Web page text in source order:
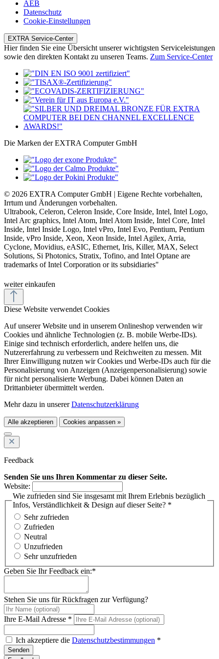
AEB
Datenschutz
Cookie-Einstellungen
EXTRA Service-Center
Hier finden Sie eine Übersicht unserer wichtigsten Serviceleistungen
sowie den direkten Kontakt zu unseren Teams. Zum Service-Center
Die Marken der EXTRA Computer GmbH
© 2026 EXTRA Computer GmbH | Eigene Rechte vorbehalten,
Irrtum und Änderungen vorbehalten.
Ultrabook, Celeron, Celeron Inside, Core Inside, Intel, Intel Logo,
Intel Arc graphics, Intel Atom, Intel Atom Inside, Intel Core, Intel
Inside, Intel Inside Logo, Intel vPro, Intel Evo, Pentium, Pentium
Inside, vPro Inside, Xeon, Xeon Inside, Intel Agilex, Arria,
Cyclone, Movidius, eASIC, Ethernet, Iris, Killer, MAX, Select
Solutions, Si Photonics, Stratix, Tofino, and Intel Optane are
trademarks of Intel Corporation or its subsidiaries"
weiter einkaufen
Diese Website verwendet Cookies
Auf unserer Website und in unserem Onlineshop verwenden wir
Cookies und ähnliche Technologien (z. B. mobile Werbe-IDs).
Einige sind technisch erforderlich, andere helfen uns, die
Nutzererfahrung zu verbessern und Reichweiten zu messen. Mit
Ihrer Einwilligung nutzen wir Cookies und Werbe-IDs auch für die
Personalisierung von Anzeigen (Anzeigenpersonalisierung) sowie
für nicht personalisierte Werbung. Dabei können Daten an
Drittanbieter übermittelt werden.
Mehr dazu in unsererDatenschutzerklärung
Alle akzeptieren Cookies anpassen »
Feedback
Senden Sie uns Ihren Kommentar zu dieser Seite.
Website:
Wie zufrieden sind Sie insgesamt mit Ihrem Erlebnis bezüglich
Infos, Verständlichkeit & Design auf dieser Seite? *
Sehr zufrieden
Zufrieden
Neutral
Unzufrieden
Sehr unzufrieden
Geben Sie Ihr Feedback ein:*
Stehen Sie uns für Rückfragen zur Verfügung?
Ihre E-Mail Adresse *
Ich akzeptiere die Datenschutzbestimmungen *